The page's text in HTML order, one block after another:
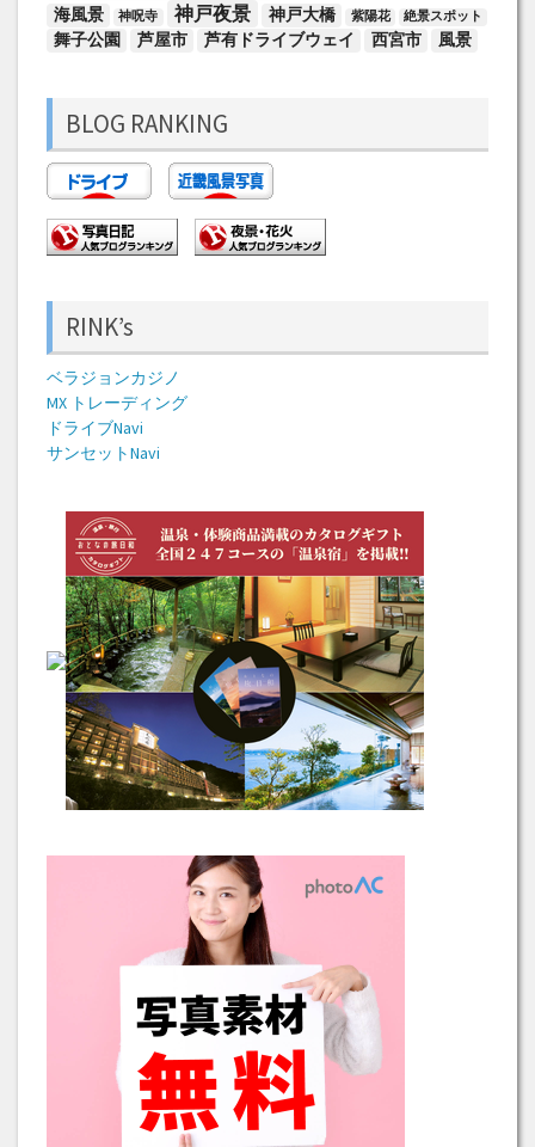
海風景 神呪寺 神戸夜景 神戸大橋 紫陽花 絶景スポット
舞子公園 芦屋市 芦有ドライブウェイ 西宮市 風景
BLOG RANKING
RINK’s
ベラジョンカジノ
MX トレーディング
ドライブNavi
サンセットNavi